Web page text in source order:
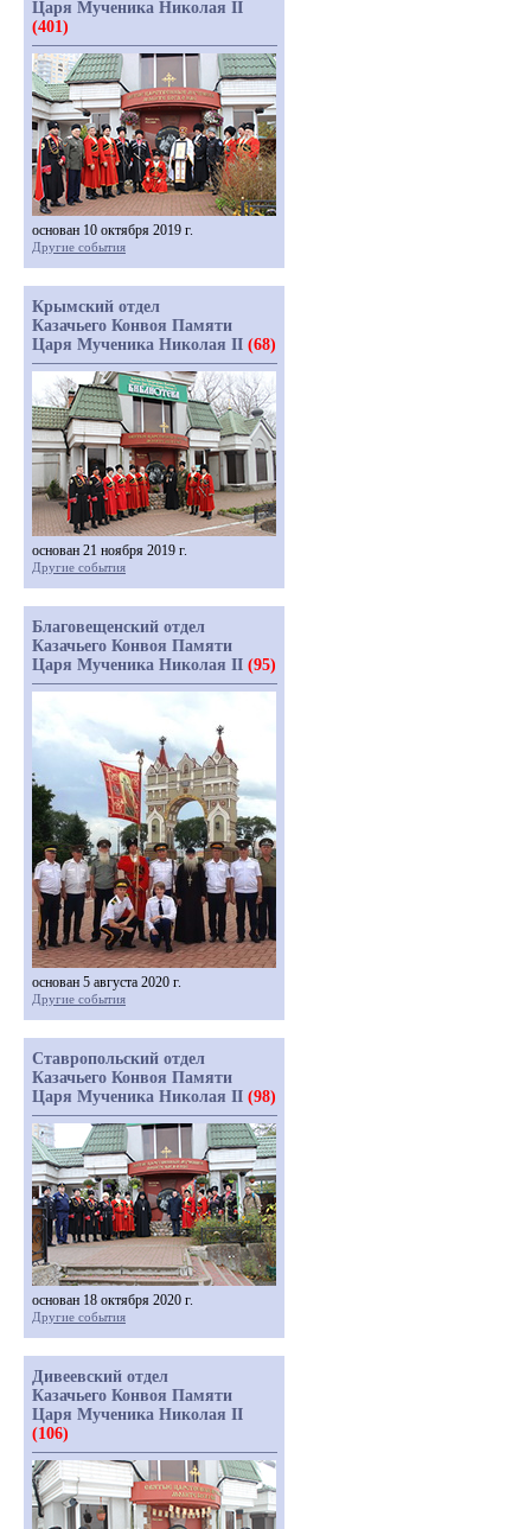
Царя Мученика Николая II
(401)
основан 10 октября 2019 г.
Другие события
Крымский отдел
Казачьего Конвоя Памяти
Царя Мученика Николая II (68)
основан 21 ноября 2019 г.
Другие события
Благовещенский отдел
Казачьего Конвоя Памяти
Царя Мученика Николая II (95)
основан 5 августа 2020 г.
Другие события
Ставропольский отдел
Казачьего Конвоя Памяти
Царя Мученика Николая II (98)
основан 18 октября 2020 г.
Другие события
Дивеевский отдел
Казачьего Конвоя Памяти
Царя Мученика Николая II
(106)